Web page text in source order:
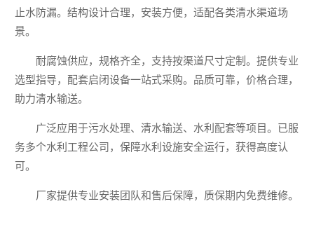
止水防漏。结构设计合理，安装方便，适配各类清水渠道场
景。
耐腐蚀供应，规格齐全，支持按渠道尺寸定制。提供专业
选型指导，配套启闭设备一站式采购。品质可靠，价格合理，
助力清水输送。
广泛应用于污水处理、清水输送、水利配套等项目。已服
务多个水利工程公司，保障水利设施安全运行，获得高度认
可。
厂家提供专业安装团队和售后保障，质保期内免费维修。